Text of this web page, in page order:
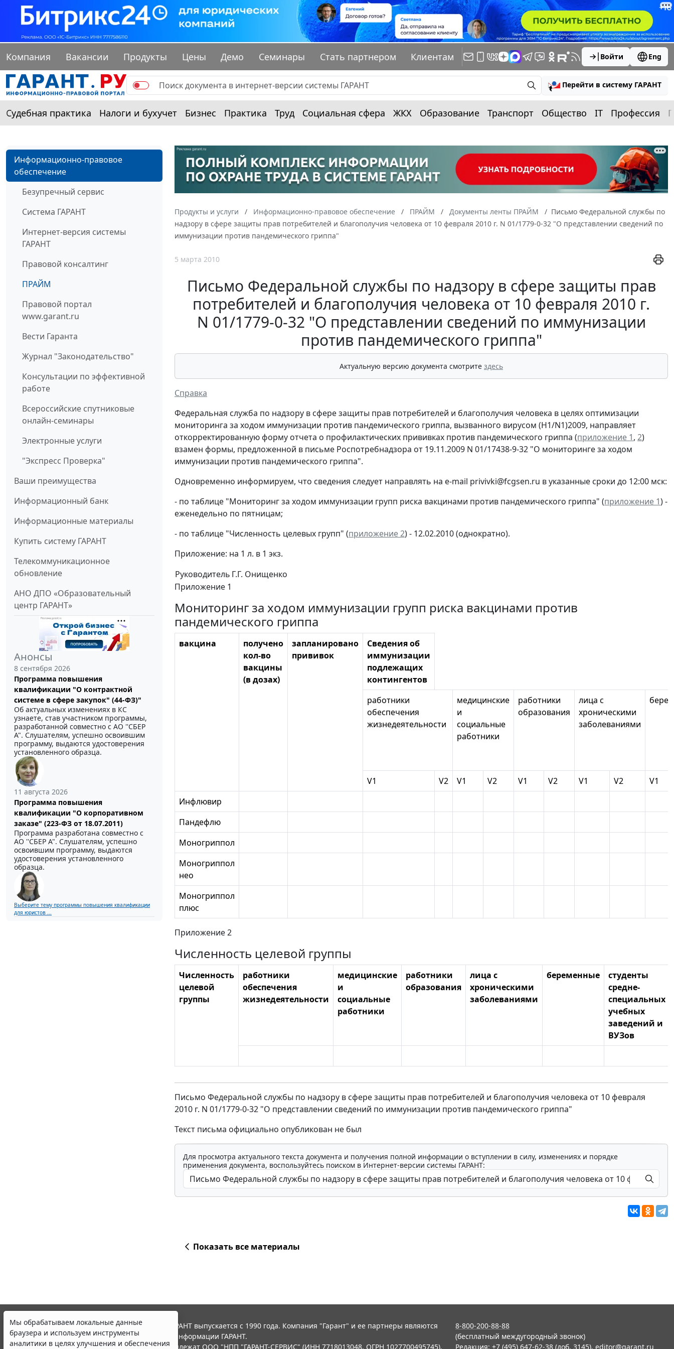
Компания Вакансии Продукты Цены Демо Семинары Стать партнером Клиентам Войти Eng
Перейти в систему ГАРАНТ
Судебная практика Налоги и бухучет Бизнес Практика Труд Социальная сфера ЖКХ Образование Транспорт Общество IT Профессия
Информационно-правовое
обеспечение
Безупречный сервис
Система ГАРАНТ
Интернет-версия системы
ГАРАНТ
Правовой консалтинг
ПРАЙМ
Правовой портал
www.garant.ru
Вести Гаранта
Журнал "Законодательство"
Консультации по эффективной
работе
Всероссийские спутниковые
онлайн-семинары
Электронные услуги
"Экспресс Проверка"
Ваши преимущества
Информационный банк
Информационные материалы
Купить систему ГАРАНТ
Телекоммуникационное
обновление
АНО ДПО «Образовательный
центр ГАРАНТ»
Анонсы
8 сентября 2026
Программа повышения
квалификации "О контрактной
системе в сфере закупок" (44-ФЗ)"
Об актуальных изменениях в КС
узнаете, став участником программы,
разработанной совместно с АО ''СБЕР
А". Слушателям, успешно освоившим
программу, выдаются удостоверения
установленного образца.
11 августа 2026
Программа повышения
квалификации "О корпоративном
заказе" (223-ФЗ от 18.07.2011)
Программа разработана совместно с
АО ''СБЕР А". Слушателям, успешно
освоившим программу, выдаются
удостоверения установленного
образца.
Выберите тему программы повышения квалификации
для юристов ...
Продукты и услуги Информационно-правовое обеспечение ПРАЙМ Документы ленты ПРАЙМ
Письмо Федеральной службы по
надзору в сфере защиты прав потребителей и благополучия человека от 10 февраля 2010 г. N 01/1779-0-32 "О представлении сведений по
иммунизации против пандемического гриппа"
5 марта 2010
Письмо Федеральной службы по надзору в сфере защиты прав
потребителей и благополучия человека от 10 февраля 2010 г.
N 01/1779-0-32 "О представлении сведений по иммунизации
против пандемического гриппа"
Актуальную версию документа смотрите здесь
Справка
Федеральная служба по надзору в сфере защиты прав потребителей и благополучия человека в целях оптимизации
мониторинга за ходом иммунизации против пандемического гриппа, вызванного вирусом (H1/N1)2009, направляет
откорректированную форму отчета о профилактических прививках против пандемического гриппа (приложение 1, 2)
взамен формы, предложенной в письме Роспотребнадзора от 19.11.2009 N 01/17438-9-32 "О мониторинге за ходом
иммунизации против пандемического гриппа".
Одновременно информируем, что сведения следует направлять на e-mail privivki@fcgsen.ru в указанные сроки до 12:00 мск:
- по таблице "Мониторинг за ходом иммунизации групп риска вакцинами против пандемического гриппа" (приложение 1) -
еженедельно по пятницам;
- по таблице "Численность целевых групп" (приложение 2) - 12.02.2010 (однократно).
Приложение: на 1 л. в 1 экз.
Руководитель Г.Г. Онищенко
Приложение 1
Мониторинг за ходом иммунизации групп риска вакцинами против
пандемического гриппа
вакцина
получено
кол-во
вакцины
(в дозах)
запланировано
прививок
Сведения об
иммунизации
подлежащих
контингентов
работники
обеспечения
жизнедеятельности
медицинские
и
социальные
работники
работники
образования
лица с
хроническими
заболеваниями
V1 V2 V1 V2 V1 V2 V1 V2
V1
Инфлювир
Пандефлю
Моногриппол
Моногриппол
нео
Моногриппол
плюс
Приложение 2
Численность целевой группы
Численность
целевой
группы
работники
обеспечения
жизнедеятельности
медицинские
и
социальные
работники
работники
образования
лица с
хроническими
заболеваниями
беременные
студенты
средне-
специальных
учебных
заведений и
ВУЗов
Письмо Федеральной службы по надзору в сфере защиты прав потребителей и благополучия человека от 10 февраля
2010 г. N 01/1779-0-32 "О представлении сведений по иммунизации против пандемического гриппа"
Текст письма официально опубликован не был
Для просмотра актуального текста документа и получения полной информации о вступлении в силу, изменениях и порядке
применения документа, воспользуйтесь поиском в Интернет-версии системы ГАРАНТ:
Показать все материалы
Мы обрабатываем локальные данные
браузера и используем инструменты
аналитики в целях улучшения и обеспечения
© ООО "НПП "ГАРАНТ-СЕРВИС", 2026. Система ГАРАНТ выпускается с 1990 года. Компания "Гарант" и ее партнеры являются
участниками Российской ассоциации правовой информации ГАРАНТ.
Все права на материалы сайта ГАРАНТ.РУ принадлежат ООО "НПП "ГАРАНТ-СЕРВИС" (ИНН 7718013048, ОГРН 1027700495745).
8-800-200-88-88
(бесплатный междугородный звонок)
Редакция: +7 (495) 647-62-38 (доб. 3145), editor@garant.ru